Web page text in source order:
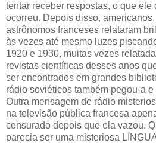
tentar receber respostas, o que ele
ocorreu. Depois disso,
astrônomos franceses relataram
às vezes até mesmo luzes
1920 e 1930, muitas vezes
revistas científicas desses anos
ser encontrados em grandes
rádio soviéticos também pegou-a
Outra mensagem de rádio
na televisão pública francesa
censurado depois que ela vazou.
parecia ser uma misteriosa